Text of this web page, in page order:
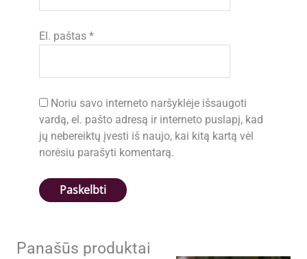
El. paštas*
Noriu savo interneto naršyklėje išsaugoti
vardą, el. pašto adresą ir interneto puslapį, kad
jų nebereiktų įvesti iš naujo, kai kitą kartą vėl
norėsiu parašyti komentarą.
Panašūs produktai